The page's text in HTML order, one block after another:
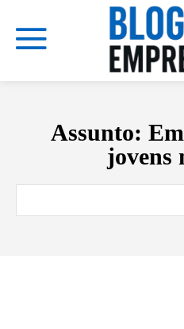
Assunto:
jovens